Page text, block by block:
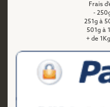
Frais
-
251g à
501g à
+ de